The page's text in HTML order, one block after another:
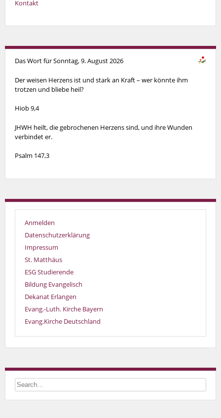
Kontakt
Das Wort für Sonntag, 9. August 2026
Der weisen Herzens ist und stark an Kraft – wer könnte ihm
trotzen und bliebe heil?
Hiob 9,4
JHWH heilt, die gebrochenen Herzens sind, und ihre Wunden
verbindet er.
Psalm 147,3
Anmelden
Datenschutzerklärung
Impressum
St. Matthäus
ESG Studierende
Bildung Evangelisch
Dekanat Erlangen
Evang.-Luth. Kirche Bayern
Evang.Kirche Deutschland